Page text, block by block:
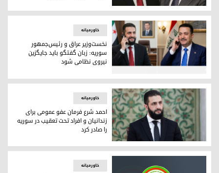
نچیروان بارزانی، رئیس اقلیم کوردستان و احمد شرع رئیس
نخست‌وزیر عراق و رئیس‌جمهور سوریه: زبان گفتگو باید
خاورمیانه
نخست‌وزیر عراق و رئیس‌جمهور
سوریه: زبان گفتگو باید جایگزین
نیروی نظامی شود
احمد شرع، رئیس جمهور سوریه
خاورمیانه
احمد شرع فرمان عفو عمومی برای
زندانیان و افراد تحت تعقیب در سوریه
را صادر کرد
خاورمیانه